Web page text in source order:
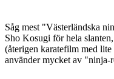
Såg mest "Västerländska
Sho Kosugi för hela
(återigen karatefilm med
använder mycket av "ninja-